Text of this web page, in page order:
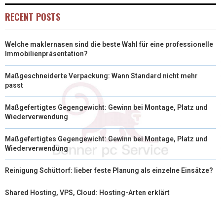
RECENT POSTS
Welche maklernasen sind die beste Wahl für eine professionelle
Immobilienpräsentation?
Maßgeschneiderte Verpackung: Wann Standard nicht mehr
passt
Maßgefertigtes Gegengewicht: Gewinn bei Montage, Platz und
Wiederverwendung
Maßgefertigtes Gegengewicht: Gewinn bei Montage, Platz und
Wiederverwendung
Reinigung Schüttorf: lieber feste Planung als einzelne Einsätze?
Shared Hosting, VPS, Cloud: Hosting-Arten erklärt